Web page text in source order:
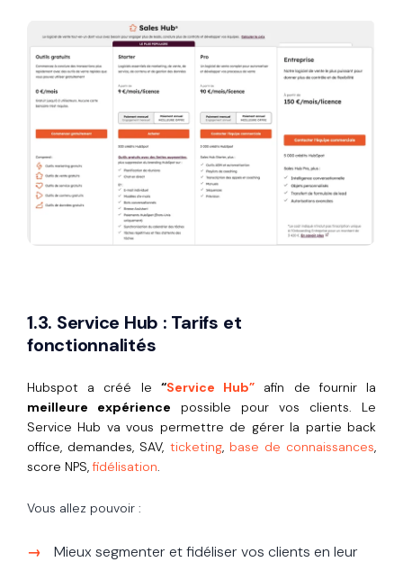
1.3. Service Hub : Tarifs et
fonctionnalités
Hubspot a créé le “Service Hub” afin de fournir la
meilleure expérience possible pour vos clients. Le
Service Hub va vous permettre de gérer la partie back
office, demandes, SAV, ticketing, base de connaissances
score NPS,fidélisation
Vous allez pouvoir :
Mieux segmenter et fidéliser vos clients en leur